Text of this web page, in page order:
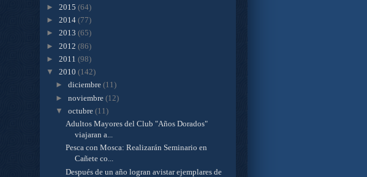
► 2015 (64)
► 2014 (77)
► 2013 (65)
► 2012 (86)
► 2011 (98)
▼ 2010 (142)
►diciembre(11)
►noviembre(12)
▼octubre(11)
Adultos Mayores del Club "Años Dorados"
viajaran a...
Pesca con Mosca: Realizarán Seminario en
Cañete co...
Después de un año logran avistar ejemplares de